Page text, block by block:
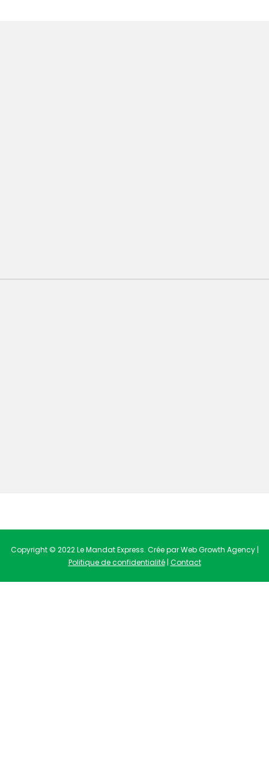
Copyright © 2022 Le Mandat Express. Crée par Web Growth Agency |
Politique de confidentialité| Contact